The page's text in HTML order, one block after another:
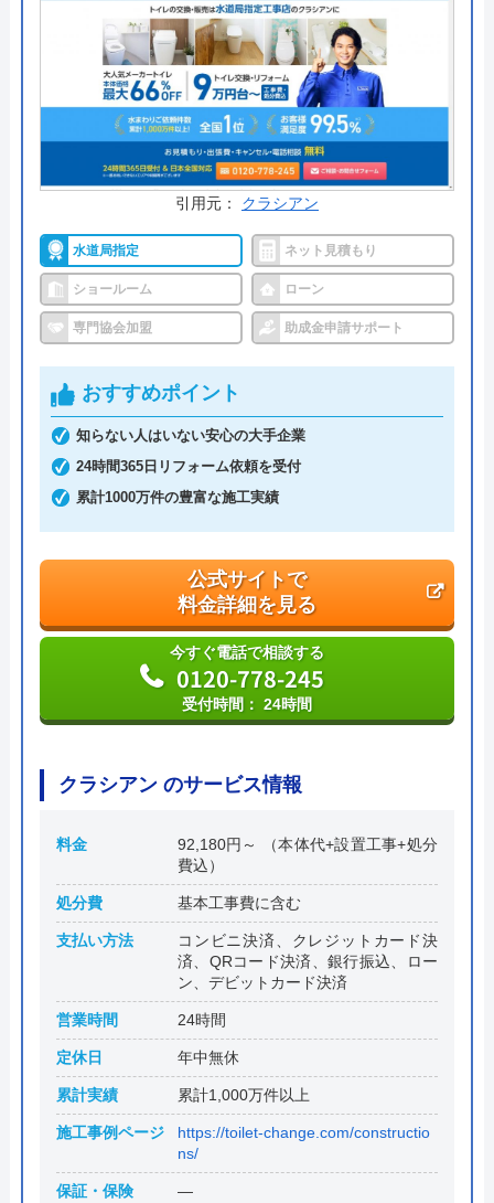
公式サイトで
料金詳細を見る
今すぐ電話で相談する
0120-106-707
受付時間： 9:00～18:00
エスケーハウス の基本情報
運営会社 エスケ―ハウス株式会社
創業・設立 平成元年設立
本社所在地
〒885-0005
宮崎県都城市神之山町1990-1
引用元： クラシアン
水道局指定 ネット見積もり
ショールーム ローン
専門協会加盟 助成金申請サポート
おすすめポイント
知らない人はいない安心の大手企業
24時間365日リフォーム依頼を受付
累計1000万件の豊富な施工実績
公式サイトで
料金詳細を見る
今すぐ電話で相談する
0120-778-245
受付時間： 24時間
クラシアン のサービス情報
料金
92,180円～ （本体代+設置工事+処分
費込）
処分費 基本工事費に含む
支払い方法
コンビニ決済、クレジットカード決
済、QRコード決済、銀行振込、ロー
ン、デビットカード決済
営業時間 24時間
定休日 年中無休
累計実績 累計1,000万件以上
施工事例ページ
https://toilet-change.com/constructio
ns/
保証・保険 ―